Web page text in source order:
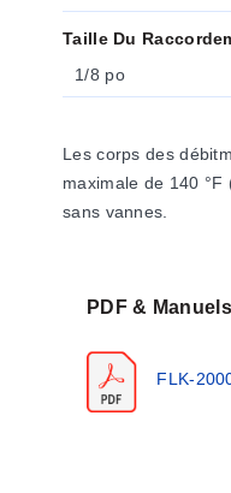
Taille Du
1/8 po
Les corps des
maximale de 140
sans vannes.
PDF & Manuels
FLK-